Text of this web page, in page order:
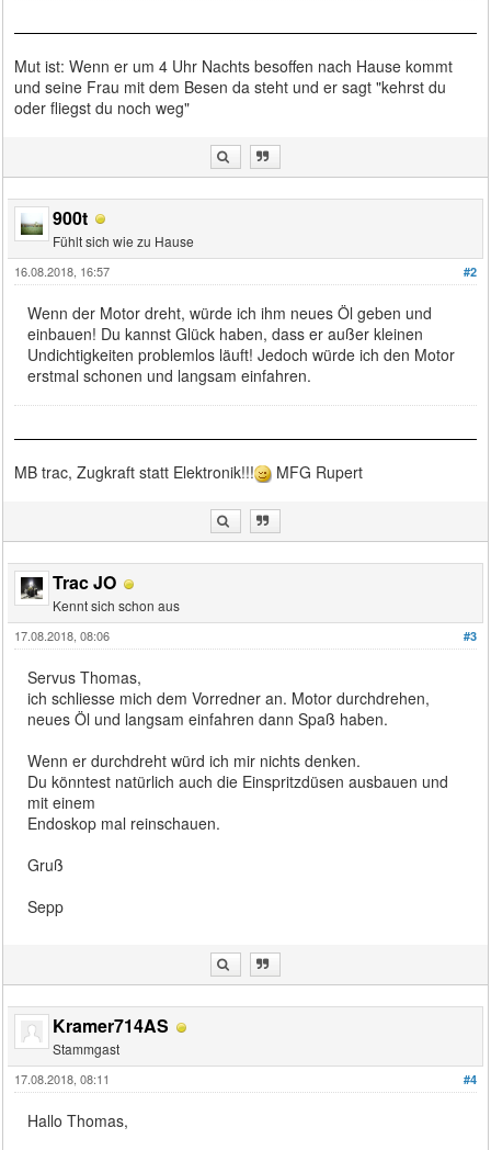
Mut ist: Wenn er um 4 Uhr Nachts besoffen nach Hause kommt
und seine Frau mit dem Besen da steht und er sagt "kehrst du
oder fliegst du noch weg"
900t
Fühlt sich wie zu Hause
#2
16.08.2018, 16:57
Wenn der Motor dreht, würde ich ihm neues Öl geben und
einbauen! Du kannst Glück haben, dass er außer kleinen
Undichtigkeiten problemlos läuft! Jedoch würde ich den Motor
erstmal schonen und langsam einfahren.
MB trac, Zugkraft statt Elektronik!!! MFG Rupert
Trac JO
Kennt sich schon aus
#3
17.08.2018, 08:06
Servus Thomas,
ich schliesse mich dem Vorredner an. Motor durchdrehen,
neues Öl und langsam einfahren dann Spaß haben.
Wenn er durchdreht würd ich mir nichts denken.
Du könntest natürlich auch die Einspritzdüsen ausbauen und
mit einem
Endoskop mal reinschauen.
Gruß
Sepp
Kramer714AS
Stammgast
#4
17.08.2018, 08:11
Hallo Thomas,